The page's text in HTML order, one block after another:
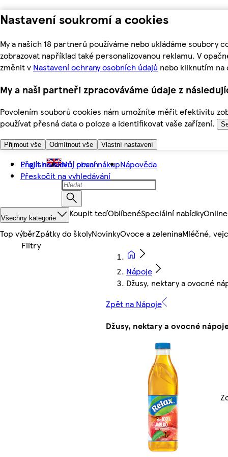
Nastavení soukromí a cookies
My a našich 18 partnerů používáme nebo ukládáme soubory
zobrazovat například také personalizovanou reklamu. V
změnit v Nastavení ochrany osobních údajů nebo kliknutím na
My a naši partneři zpracováváme údaje z
Povolením souborů cookies nám umožníte měřit efektivitu
používat přesná data o poloze a identifikovat vaše zařízení.
Přijmout vše Odmítnout vše Vlastní nastavení
Přejít na hlavní obsah
Přeskočit na vyhledávání
English Můj první nákupNápověda
Všechny kategorie Koupit teďOblíbenéSpeciální nabídky
Top výběrZpátky do školyNovinkyOvoce a zeleninaMléčné,
Nápoje
Džusy, nektary a ovocné
Zpět na Nápoje
Džusy, nektary a ovocné